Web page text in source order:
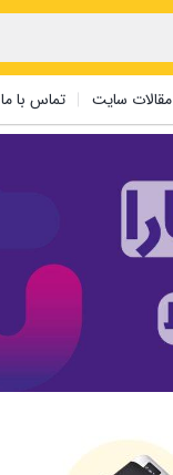
مقالات سایت تماس با ما